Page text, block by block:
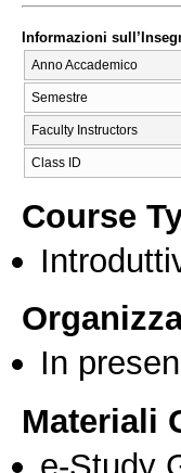
Informazioni
Anno Accademico
Semestre
Faculty Instructors
Class ID
Course
In
Materiali